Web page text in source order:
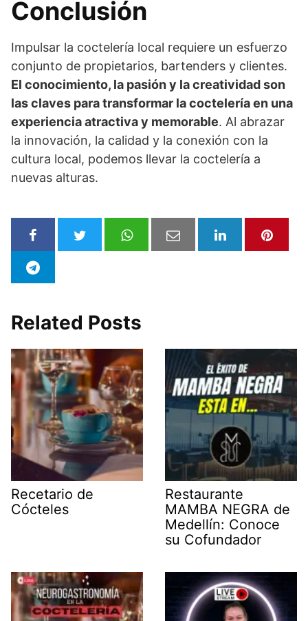
Conclusión
Impulsar la coctelería local requiere un esfuerzo
conjunto de propietarios, bartenders y clientes.
El conocimiento, la pasión y la creatividad son
las claves para transformar la coctelería en una
experiencia atractiva y memorable. Al abrazar
la innovación, la calidad y la conexión con la
cultura local, podemos llevar la coctelería a
nuevas alturas.
Related Posts
Recetario de
Cócteles
Restaurante
MAMBA NEGRA de
Medellín: Conoce
su Cofundador